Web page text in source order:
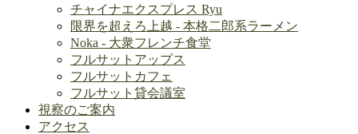
チャイナエクスプレス Ryu
限界を超えろ上越 - 本格二郎系ラーメン
Noka - 大衆フレンチ食堂
フルサットアップス
フルサットカフェ
フルサット貸会議室
視察のご案内
アクセス